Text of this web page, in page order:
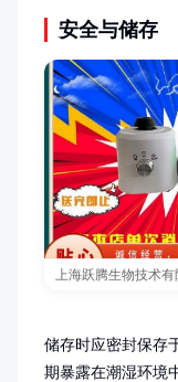
安全与储存
上海跃腾生物技术有
储存时应密封保存
期暴露在潮湿环境